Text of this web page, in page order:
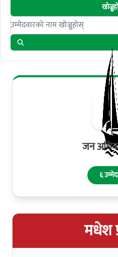
Search candidates
जन
६
मधेश